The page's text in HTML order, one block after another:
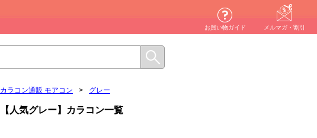
お買い物ガイド メルマガ・割引
カラコン通販 モアコン > グレー
【人気グレー】カラコン一覧